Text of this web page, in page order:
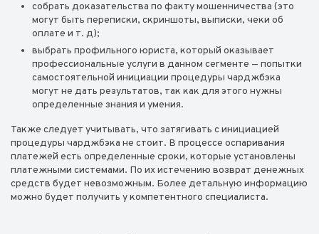
собрать доказательства по факту мошенничества (это
могут быть переписки, скриншоты, выписки, чеки об
оплате и т. д);
выбрать профильного юриста, который оказывает
профессиональные услуги в данном сегменте — попытки
самостоятельной инициации процедуры чарджбэка
могут не дать результатов, так как для этого нужны
определенные знания и умения.
Также следует учитывать, что затягивать с инициацией
процедуры чарджбэка не стоит. В процессе оспаривания
платежей есть определенные сроки, которые установлены
платежными системами. По их истечению возврат денежных
средств будет невозможным. Более детальную информацию
можно будет получить у компетентного специалиста.